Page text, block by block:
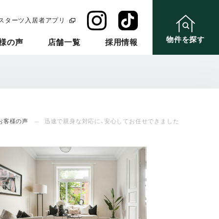
ターツ入居者アプリ
の声 店舗一覧 採用情報 物件を探す
客様の声 迅速で親身な対応に、安心してお任せできました